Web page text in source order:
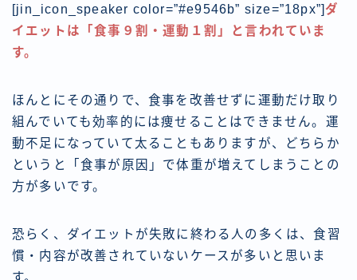
[jin_icon_speaker color=”#e9546b” size=”18px”] ダ
イエットは「食事９割・運動１割」と言われていま
す。
ほんとにその通りで、食事を改善せずに運動だけ取り
組んでいても効率的には痩せることはできません。運
動不足になっていて太ることもありますが、どちらか
というと「食事が原因」で体重が増えてしまうことの
方が多いです。
恐らく、ダイエットが失敗に終わる人の多くは、食習
慣・内容が改善されていないケースが多いと思いま
す。